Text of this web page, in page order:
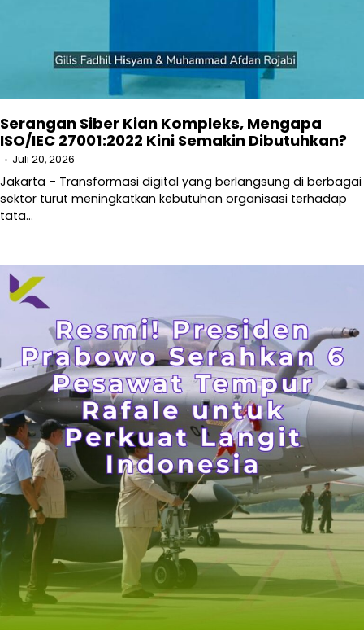
Serangan Siber Kian Kompleks, Mengapa
ISO/IEC 27001:2022 Kini Semakin Dibutuhkan?
Juli 20, 2026
Jakarta – Transformasi digital yang berlangsung di berbagai
sektor turut meningkatkan kebutuhan organisasi terhadap
tata…